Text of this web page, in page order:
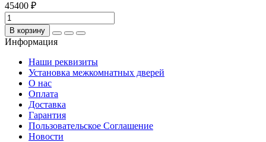
45400 ₽
В корзину
Информация
Наши реквизиты
Установка межкомнатных дверей
О нас
Оплата
Доставка
Гарантия
Пользовательское Соглашение
Новости